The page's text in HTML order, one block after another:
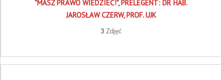
"MASZ PRAWO WIEDZIEĆ!", PRELEGENT: DR HAB.
JAROSŁAW CZERW, PROF. UJK
3Zdjęć